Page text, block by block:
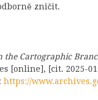
zničit.
the Cartographic
[online], [cit. 2025-
https://